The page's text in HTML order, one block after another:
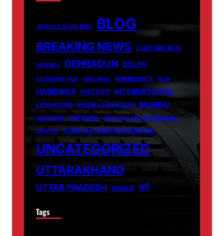
AGRICULTURE BOX BLOG
BREAKING NEWS CULTURE BOX
DEFENCE DEHRADUN DELHI
ECONOMIC BOX EDITORIAL EMERGENCY FILM
HARIDWAR HISTORY INTERNATIONAL
LITERATURE MADHYA PRADESH MUMBAI
MUSSORIE NATIONAL
RELIGION AND PILGRIMAGE
SPORTS
TOURISM AND PILGRAMAGE
UNCATEGORIZED
UTTARAKHAND
UTTAR PRADESH WORLD धर्म
Tags